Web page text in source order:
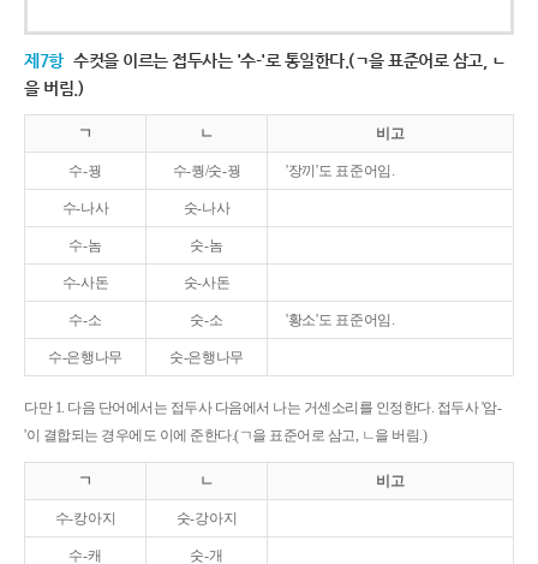
제7항 수컷을 이르는 접두사는 '수-'로 통일한다.(ㄱ을 표준어로 삼고, ㄴ
을 버림.)
ㄱ ㄴ 비고
수-꿩 수-퀑/숫-꿩 '장끼'도 표준어임.
수-나사 숫-나사
수-놈 숫-놈
수-사돈 숫-사돈
수-소 숫-소 '황소'도 표준어임.
수-은행나무 숫-은행나무
다만 1. 다음 단어에서는 접두사 다음에서 나는 거센소리를 인정한다. 접두사 '암-
'이 결합되는 경우에도 이에 준한다.(ㄱ을 표준어로 삼고, ㄴ을 버림.)
ㄱ ㄴ 비고
수-캉아지 숫-강아지
수-캐 숫-개